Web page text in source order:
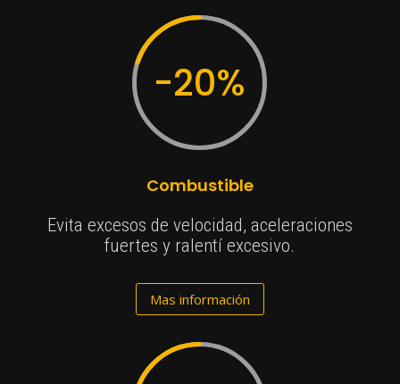
-20%
Combustible
Evita excesos de velocidad, aceleraciones
fuertes y ralentí excesivo.
Mas información